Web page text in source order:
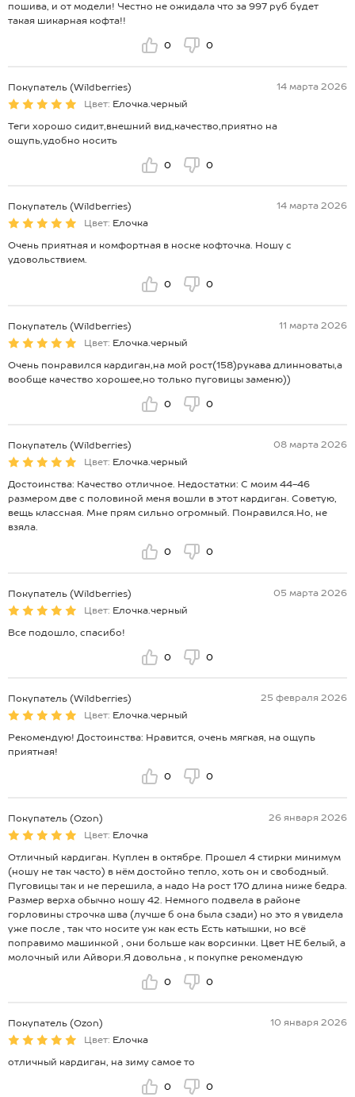
пошива, и от модели! Честно не ожидала что за 997 руб будет
такая шикарная кофта!!
0 0
Покупатель (Wildberries)
14 марта 2026
Цвет: Елочка.черный
Теги хорошо сидит,внешний вид,качество,приятно на
ощупь,удобно носить
0 0
Покупатель (Wildberries)
14 марта 2026
Цвет: Елочка
Очень приятная и комфортная в носке кофточка. Ношу с
удовольствием.
0 0
Покупатель (Wildberries)
11 марта 2026
Цвет: Елочка.черный
Очень понравился кардиган,на мой рост(158)рукава длинноваты,а
вообще качество хорошее,но только пуговицы заменю))
0 0
Покупатель (Wildberries)
08 марта 2026
Цвет: Елочка.черный
Достоинства: Качество отличное. Недостатки: С моим 44-46
размером две с половиной меня вошли в этот кардиган. Советую,
вещь классная. Мне прям сильно огромный. Понравился.Но, не
взяла.
0 0
Покупатель (Wildberries)
05 марта 2026
Цвет: Елочка.черный
Все подошло, спасибо!
0 0
Покупатель (Wildberries)
25 февраля 2026
Цвет: Елочка.черный
Рекомендую! Достоинства: Нравится, очень мягкая, на ощупь
приятная!
0 0
Покупатель (Ozon)
26 января 2026
Цвет: Елочка
Отличный кардиган. Куплен в октябре. Прошел 4 стирки минимум
(ношу не так часто) в нём достойно тепло, хоть он и свободный.
Пуговицы так и не перешила, а надо На рост 170 длина ниже бедра.
Размер верха обычно ношу 42. Немного подвела в районе
горловины строчка шва (лучше б она была сзади) но это я увидела
уже после , так что носите уж как есть Есть катышки, но всё
поправимо машинкой , они больше как ворсинки. Цвет НЕ белый, а
молочный или Айвори.Я довольна , к покупке рекомендую
0 0
Покупатель (Ozon)
10 января 2026
Цвет: Елочка
отличный кардиган, на зиму самое то
0 0